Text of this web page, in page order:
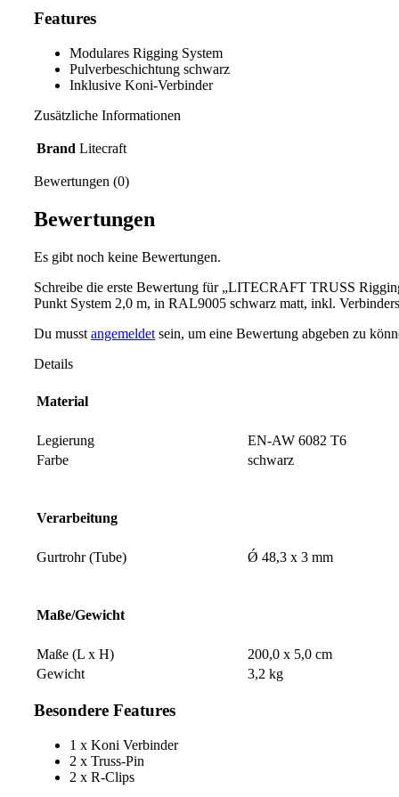
Features
Modulares Rigging System
Pulverbeschichtung schwarz
Inklusive Koni-Verbinder
Zusätzliche Informationen
Brand Litecraft
Bewertungen (0)
Bewertungen
Es gibt noch keine Bewertungen.
Schreibe die erste Bewertung für „LITECRAFT TRUSS
Punkt System 2,0 m, in RAL9005 schwarz matt, inkl.
Du musst angemeldet sein, um eine Bewertung abgeben zu
Details
Material
Legierung
EN-AW 6082 T6
Farbe
schwarz
Verarbeitung
Gurtrohr (Tube) Ǿ 48,3 x 3 mm
Maße/Gewicht
Maße (L x H)
200,0 x 5,0 cm
Gewicht
3,2 kg
Besondere Features
1 x Koni Verbinder
2 x Truss-Pin
2 x R-Clips